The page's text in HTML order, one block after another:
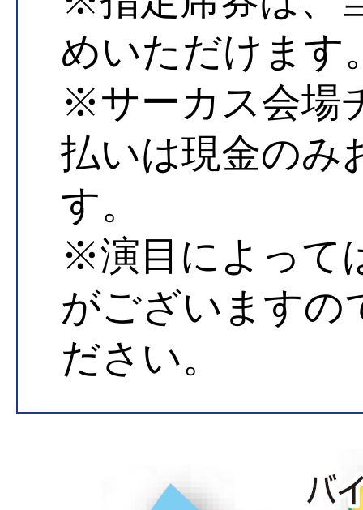
めいただけます
※サーカス会場
払いは現金のみ
す。
※演目によって
がございますの
ださい。